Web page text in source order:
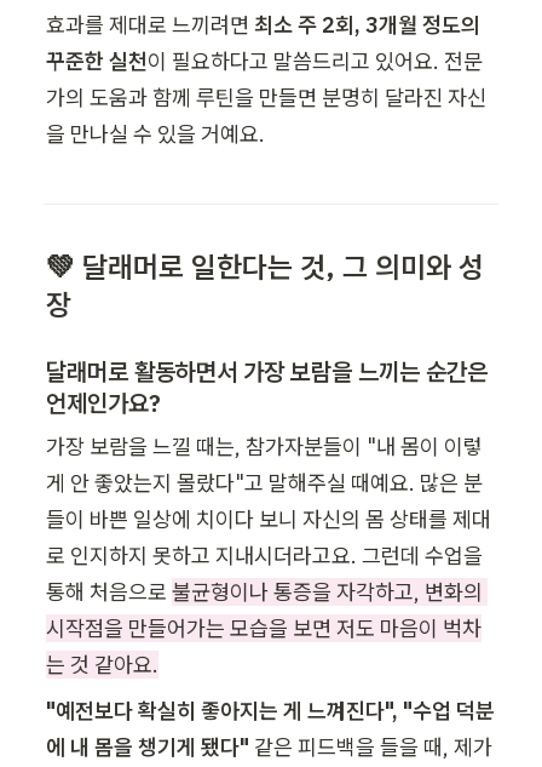
효과를 제대로 느끼려면 최소 주 2회, 3개월 정도의
꾸준한 실천이 필요하다고 말씀드리고 있어요. 전문
가의 도움과 함께 루틴을 만들면 분명히 달라진 자신
을 만나실 수 있을 거예요.
💚 달래머로 일한다는 것, 그 의미와 성
장
달래머로 활동하면서 가장 보람을 느끼는 순간은
언제인가요?
가장 보람을 느낄 때는, 참가자분들이 "내 몸이 이렇
게 안 좋았는지 몰랐다"고 말해주실 때예요. 많은 분
들이 바쁜 일상에 치이다 보니 자신의 몸 상태를 제대
로 인지하지 못하고 지내시더라고요. 그런데 수업을
통해 처음으로 불균형이나 통증을 자각하고, 변화의
시작점을 만들어가는 모습을 보면 저도 마음이 벅차
는 것 같아요.
"예전보다 확실히 좋아지는 게 느껴진다", "수업 덕분
에 내 몸을 챙기게 됐다" 같은 피드백을 들을 때, 제가